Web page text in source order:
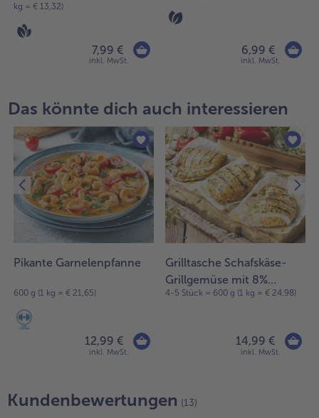
kg = € 13,32)
7,99 €
inkl. MwSt.
6,99 €
inkl. MwSt.
Das könnte dich auch interessieren
Pikante Garnelenpfanne
600 g (1 kg = € 21,65)
12,99 €
inkl. MwSt.
Grilltasche Schafskäse-
Grillgemüse mit 8%
Flüssigwürzung
4-5 Stück = 600 g (1 kg = € 24,98)
14,99 €
inkl. MwSt.
Kundenbewertungen (13)